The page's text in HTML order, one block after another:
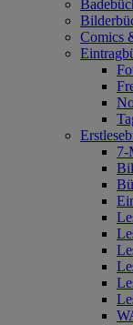
Comics
7-